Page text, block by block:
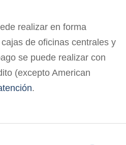
realizar en forma
de oficinas centrales y
se puede realizar con
(excepto American
.